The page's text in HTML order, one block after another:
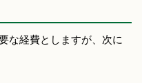
な経費としますが、次に